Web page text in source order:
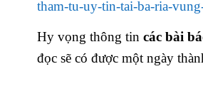
tham-tu-uy-tin-tai-ba-ria-
Hy vọng thông tin các bài
đọc sẽ có được một ngày